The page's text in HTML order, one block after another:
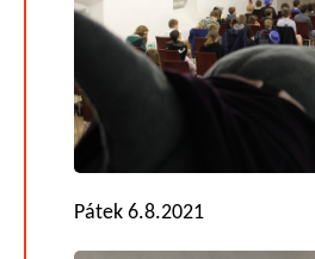
Pátek 6.8.2021